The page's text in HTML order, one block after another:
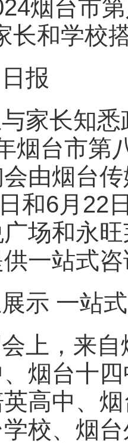
烟台市
长和学校
报
家长知
烟台市第
由烟台
和6月22
场和永
一站式
示 一站
上，来
烟台十
高中、
校、烟